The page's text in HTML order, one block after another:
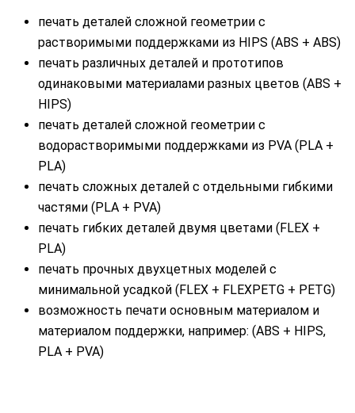
печать деталей сложной геометрии с
растворимыми поддержками из HIPS (ABS + ABS)
печать различных деталей и прототипов
одинаковыми материалами разных цветов (ABS +
HIPS)
печать деталей сложной геометрии с
водорастворимыми поддержками из PVA (PLA +
PLA)
печать сложных деталей с отдельными гибкими
частями (PLA + PVA)
печать гибких деталей двумя цветами (FLEX +
PLA)
печать прочных двухцетных моделей с
минимальной усадкой (FLEX + FLEXPETG + PETG)
возможность печати основным материалом и
материалом поддержки, например: (ABS + HIPS,
PLA + PVA)